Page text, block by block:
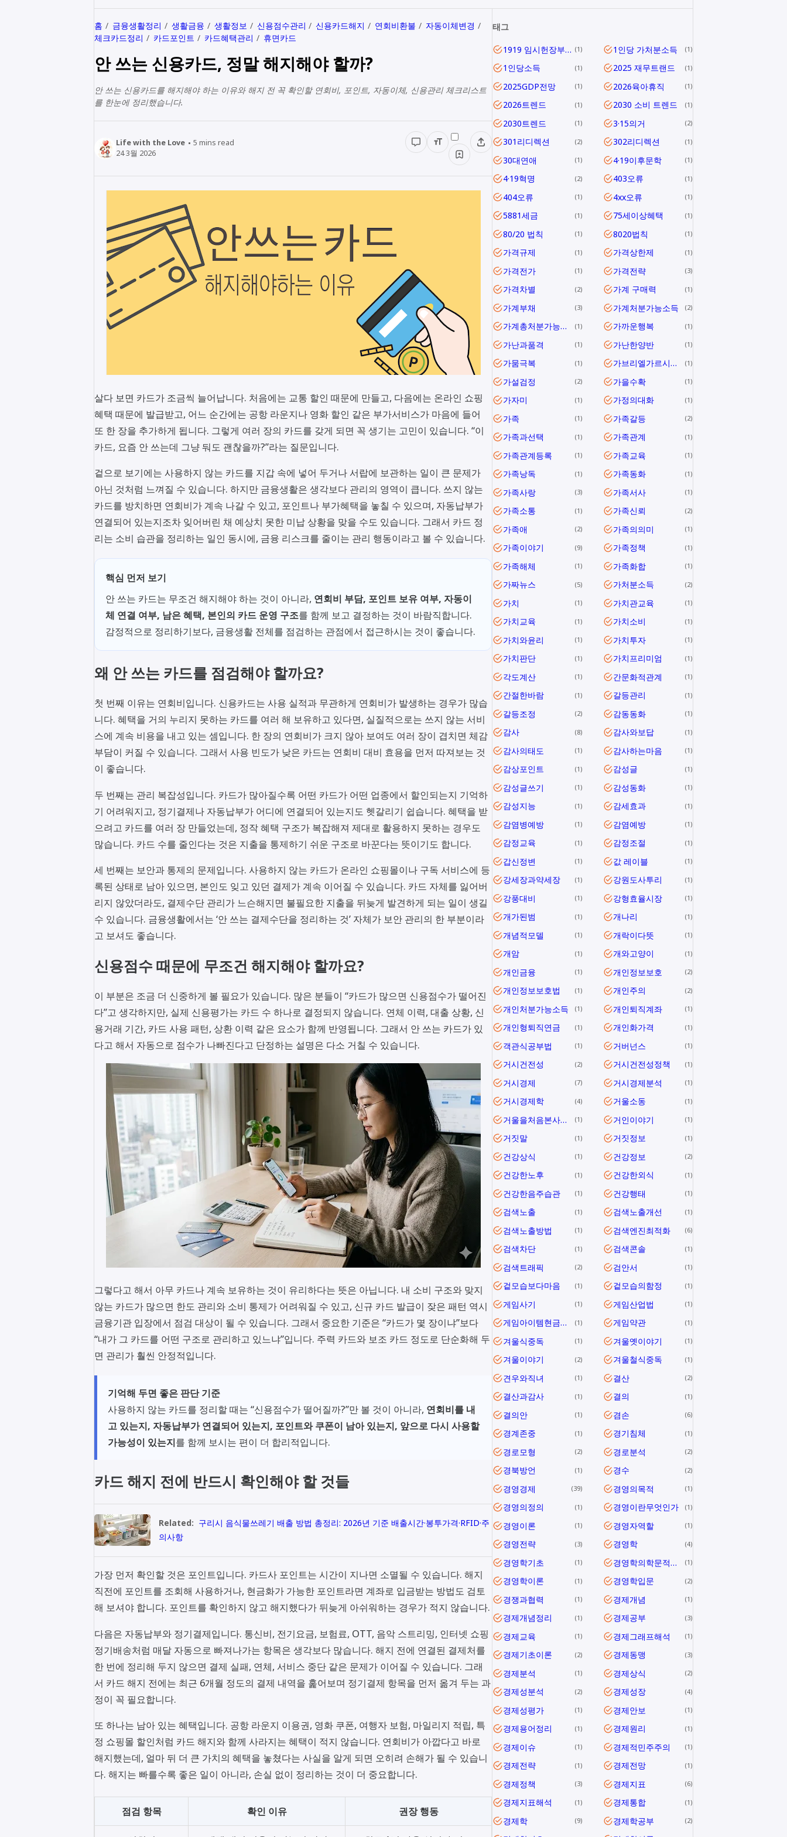
홈 금융생활정리 생활금융 생활정보 신용점수관리 신용카드해지 연회비환불
자동이체변경
체크카드정리
카드포인트 카드혜택관리 휴면카드
안 쓰는 신용카드, 정말 해지해야 할까?
안 쓰는 신용카드를 해지해야 하는 이유와 해지 전 꼭 확인할 연회비, 포인트, 자동이체, 신용관리 체크리스트
를 한눈에 정리했습니다.
Life with the Love 5 mins read
24 3월 2026
살다 보면 카드가 조금씩 늘어납니다. 처음에는 교통 할인 때문에 만들고, 다음에는 온라인 쇼핑
혜택 때문에 발급받고, 어느 순간에는 공항 라운지나 영화 할인 같은 부가서비스가 마음에 들어
또 한 장을 추가하게 됩니다. 그렇게 여러 장의 카드를 갖게 되면 꼭 생기는 고민이 있습니다. “이
카드, 요즘 안 쓰는데 그냥 둬도 괜찮을까?”라는 질문입니다.
겉으로 보기에는 사용하지 않는 카드를 지갑 속에 넣어 두거나 서랍에 보관하는 일이 큰 문제가
아닌 것처럼 느껴질 수 있습니다. 하지만 금융생활은 생각보다 관리의 영역이 큽니다. 쓰지 않는
카드를 방치하면 연회비가 계속 나갈 수 있고, 포인트나 부가혜택을 놓칠 수 있으며, 자동납부가
연결되어 있는지조차 잊어버린 채 예상치 못한 미납 상황을 맞을 수도 있습니다. 그래서 카드 정
리는 소비 습관을 정리하는 일인 동시에, 금융 리스크를 줄이는 관리 행동이라고 볼 수 있습니다.
핵심 먼저 보기
안 쓰는 카드는 무조건 해지해야 하는 것이 아니라, 연회비 부담, 포인트 보유 여부, 자동이
체 연결 여부, 남은 혜택, 본인의 카드 운영 구조를 함께 보고 결정하는 것이 바람직합니다.
감정적으로 정리하기보다, 금융생활 전체를 점검하는 관점에서 접근하시는 것이 좋습니다.
왜 안 쓰는 카드를 점검해야 할까요?
첫 번째 이유는 연회비입니다. 신용카드는 사용 실적과 무관하게 연회비가 발생하는 경우가 많습
니다. 혜택을 거의 누리지 못하는 카드를 여러 해 보유하고 있다면, 실질적으로는 쓰지 않는 서비
스에 계속 비용을 내고 있는 셈입니다. 한 장의 연회비가 크지 않아 보여도 여러 장이 겹치면 체감
부담이 커질 수 있습니다. 그래서 사용 빈도가 낮은 카드는 연회비 대비 효용을 먼저 따져보는 것
이 좋습니다.
두 번째는 관리 복잡성입니다. 카드가 많아질수록 어떤 카드가 어떤 업종에서 할인되는지 기억하
기 어려워지고, 정기결제나 자동납부가 어디에 연결되어 있는지도 헷갈리기 쉽습니다. 혜택을 받
으려고 카드를 여러 장 만들었는데, 정작 혜택 구조가 복잡해져 제대로 활용하지 못하는 경우도
많습니다. 카드 수를 줄인다는 것은 지출을 통제하기 쉬운 구조로 바꾼다는 뜻이기도 합니다.
세 번째는 보안과 통제의 문제입니다. 사용하지 않는 카드가 온라인 쇼핑몰이나 구독 서비스에 등
록된 상태로 남아 있으면, 본인도 잊고 있던 결제가 계속 이어질 수 있습니다. 카드 자체를 잃어버
리지 않았더라도, 결제수단 관리가 느슨해지면 불필요한 지출을 뒤늦게 발견하게 되는 일이 생길
수 있습니다. 금융생활에서는 ‘안 쓰는 결제수단을 정리하는 것’ 자체가 보안 관리의 한 부분이라
고 보셔도 좋습니다.
신용점수 때문에 무조건 해지해야 할까요?
이 부분은 조금 더 신중하게 볼 필요가 있습니다. 많은 분들이 “카드가 많으면 신용점수가 떨어진
다”고 생각하지만, 실제 신용평가는 카드 수 하나로 결정되지 않습니다. 연체 이력, 대출 상황, 신
용거래 기간, 카드 사용 패턴, 상환 이력 같은 요소가 함께 반영됩니다. 그래서 안 쓰는 카드가 있
다고 해서 자동으로 점수가 나빠진다고 단정하는 설명은 다소 거칠 수 있습니다.
그렇다고 해서 아무 카드나 계속 보유하는 것이 유리하다는 뜻은 아닙니다. 내 소비 구조와 맞지
않는 카드가 많으면 한도 관리와 소비 통제가 어려워질 수 있고, 신규 카드 발급이 잦은 패턴 역시
금융기관 입장에서 점검 대상이 될 수 있습니다. 그래서 중요한 기준은 “카드가 몇 장이냐”보다
“내가 그 카드를 어떤 구조로 관리하고 있느냐”입니다. 주력 카드와 보조 카드 정도로 단순화해 두
면 관리가 훨씬 안정적입니다.
기억해 두면 좋은 판단 기준
사용하지 않는 카드를 정리할 때는 “신용점수가 떨어질까?”만 볼 것이 아니라, 연회비를 내
고 있는지, 자동납부가 연결되어 있는지, 포인트와 쿠폰이 남아 있는지, 앞으로 다시 사용할
가능성이 있는지를 함께 보시는 편이 더 합리적입니다.
카드 해지 전에 반드시 확인해야 할 것들
Related: 구리시 음식물쓰레기 배출 방법 총정리: 2026년 기준 배출시간·봉투가격·RFID·주
의사항
가장 먼저 확인할 것은 포인트입니다. 카드사 포인트는 시간이 지나면 소멸될 수 있습니다. 해지
직전에 포인트를 조회해 사용하거나, 현금화가 가능한 포인트라면 계좌로 입금받는 방법도 검토
해 보셔야 합니다. 포인트를 확인하지 않고 해지했다가 뒤늦게 아쉬워하는 경우가 적지 않습니다.
다음은 자동납부와 정기결제입니다. 통신비, 전기요금, 보험료, OTT, 음악 스트리밍, 인터넷 쇼핑
정기배송처럼 매달 자동으로 빠져나가는 항목은 생각보다 많습니다. 해지 전에 연결된 결제처를
한 번에 정리해 두지 않으면 결제 실패, 연체, 서비스 중단 같은 문제가 이어질 수 있습니다. 그래
서 카드 해지 전에는 최근 6개월 정도의 결제 내역을 훑어보며 정기결제 항목을 먼저 옮겨 두는 과
정이 꼭 필요합니다.
또 하나는 남아 있는 혜택입니다. 공항 라운지 이용권, 영화 쿠폰, 여행자 보험, 마일리지 적립, 특
정 쇼핑몰 할인처럼 카드 해지와 함께 사라지는 혜택이 적지 않습니다. 연회비가 아깝다고 바로
해지했는데, 얼마 뒤 더 큰 가치의 혜택을 놓쳤다는 사실을 알게 되면 오히려 손해가 될 수 있습니
다. 해지는 빠를수록 좋은 일이 아니라, 손실 없이 정리하는 것이 더 중요합니다.
점검 항목 확인 이유 권장 행동
태그
1919 임시헌장부터 헌법 제1조까지 1 1인당 가처분소득 1
1인당소득 1 2025 재무트랜드 1
2025GDP전망 1 2026육아휴직 1
2026트렌드 1 2030 소비 트렌드 1
2030트렌드 1 3·15의거 2
301리디렉션 2 302리디렉션 1
30대연애 1 4·19이후문학 1
4·19혁명 2 403오류 1
404오류 1 4xx오류 1
5881세금 1 75세이상혜택 1
80/20 법칙 1 8020법칙 1
가격규제 1 가격상한제 1
가격전가 1 가격전략 3
가격차별 2 가계 구매력 1
가계부채 3 가계처분가능소득 2
가계총처분가능소득 1 가까운행복 1
가난과품격 1 가난한양반 1
가뭄극복 1 가브리엘가르시아마르케스 1
가설검정 2 가을수확 1
가자미 1 가정의대화 1
가족 1 가족갈등 2
가족과선택 1 가족관계 1
가족관계등록 1 가족교육 1
가족낭독 1 가족동화 1
가족사랑 3 가족서사 1
가족소통 1 가족신뢰 2
가족애 2 가족의의미 1
가족이야기 9 가족정책 1
가족해체 1 가족화합 1
가짜뉴스 5 가처분소득 2
가치 1 가치관교육 1
가치교육 1 가치소비 1
가치와윤리 1 가치투자 1
가치판단 1 가치프리미엄 1
각도계산 1 간문화적관계 1
간절한바람 1 갈등관리 1
갈등조정 2 감동동화 1
감사 8 감사와보답 1
감사의태도 1 감사하는마음 1
감상포인트 1 감성글 1
감성글쓰기 1 감성동화 1
감성지능 1 감세효과 1
감염병예방 1 감염예방 1
감정교육 1 감정조절 1
갑신정변 1 값 레이블 1
강세장과약세장 1 강원도사투리 1
강풍대비 1 강형효율시장 1
개가된범 1 개나리 1
개념적모델 1 개락이다뜻 1
개암 1 개와고양이 1
개인금융 1 개인정보보호 2
개인정보보호법 1 개인주의 2
개인처분가능소득 1 개인퇴직계좌 1
개인형퇴직연금 1 개인화가격 1
객관식공부법 1 거버넌스 1
거시건전성 2 거시건전성정책 1
거시경제 7 거시경제분석 1
거시경제학 4 거울소동 1
거울을처음본사람들 1 거인이야기 1
거짓말 1 거짓정보 1
건강상식 1 건강정보 2
건강한노후 1 건강한외식 1
건강한음주습관 1 건강행태 1
검색노출 1 검색노출개선 1
검색노출방법 1 검색엔진최적화 6
검색차단 1 검색콘솔 1
검색트래픽 2 검안서 1
겉모습보다마음 1 겉모습의함정 1
게임사기 1 게임산업법 1
게임아이템현금거래 1 게임약관 1
겨울식중독 1 겨울옛이야기 1
겨울이야기 2 겨울철식중독 1
견우와직녀 1 결산 2
결산과감사 1 결의 1
결의안 1 겸손 6
경계존중 1 경기침체 1
경로모형 2 경로분석 2
경북방언 1 경수 2
경영경제 39 경영의목적 1
경영의정의 1 경영이란무엇인가 1
경영이론 1 경영자역할 1
경영전략 3 경영학 4
경영학기초 1 경영학의학문적특성 1
경영학이론 1 경영학입문 2
경쟁과협력 1 경제개념 1
경제개념정리 1 경제공부 3
경제교육 1 경제그래프해석 1
경제기초이론 2 경제동맹 3
경제분석 1 경제상식 2
경제성분석 2 경제성장 4
경제성평가 1 경제안보 1
경제용어정리 1 경제원리 1
경제이슈 1 경제적민주주의 1
경제전략 1 경제전망 1
경제정책 3 경제지표 6
경제지표해석 1 경제통합 1
경제학 9 경제학공부 2